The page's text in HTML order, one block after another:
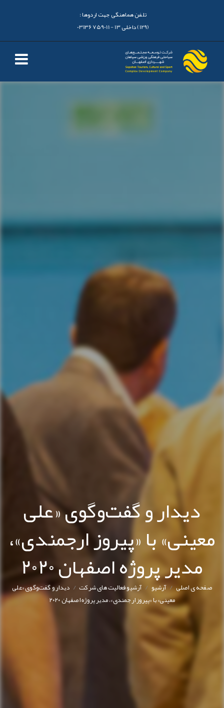
تلفن هماهنگی جهت اردوها :
دیدار و گفت‌و‌گوی «علی
معینی» با «پیروز ارجمندی»،
مدیر پروژه اصفهان ۲۰۲۰
صفحه ی اصلی/آرشیو/ آرشیو فعالیت های شرکت/ دیدار و گفت‌و‌گوی «علی
معینی» با «پیروز ارجمندی»، مدیر پروژه اصفهان ۲۰۲۰